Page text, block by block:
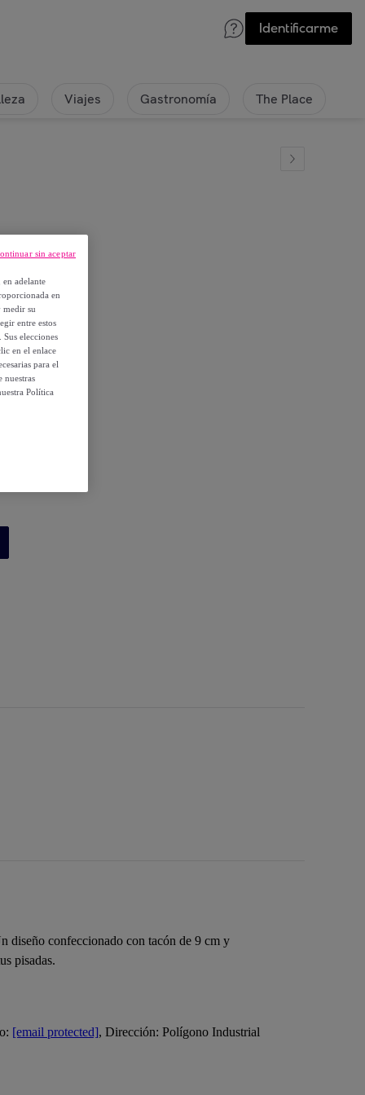
Identificarme
Viajes Gastronomía The Place
diseño confeccionado con tacón de 9 cm y
pisadas.
[email protected], Dirección: Polígono Industrial
adelante
en
medir su
entre estos
elecciones
en el enlace
para el
nuestras
Política
sin aceptar